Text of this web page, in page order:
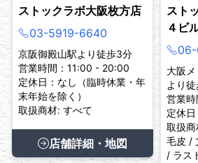
ストックラボ大阪枚方店
03-5919-6640
京阪御殿山駅より徒歩3分
営業時間：11:00 - 20:00
定休日：なし（臨時休業・年
末年始を除く）
取扱商材: すべて
店舗詳細・地図
スト
４ビ
大阪
より
営業
定休
取扱
毛皮 /
/ ラス